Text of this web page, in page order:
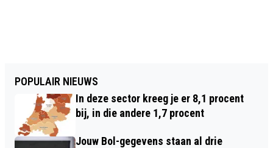
POPULAIR NIEUWS
In deze sector kreeg je er 8,1 procent
bij, in die andere 1,7 procent
Jouw Bol-gegevens staan al drie